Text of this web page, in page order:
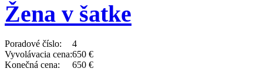
Žena v šatke
Poradové číslo:
4
Vyvolávacia cena:650 €
Konečná cena:
650 €